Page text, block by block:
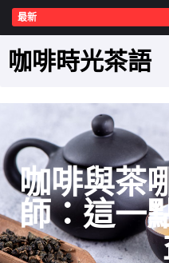
最新
咖啡時光茶語
咖啡與茶
師：這一